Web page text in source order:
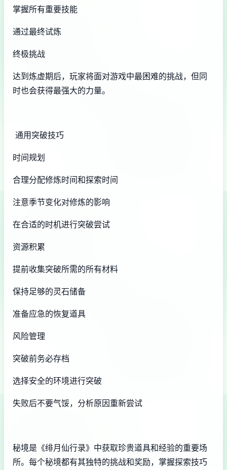
掌握所有重要技能
通过最终试炼
终极挑战
达到炼虚期后，玩家将面对游戏中最困难的挑战，但同
时也会获得最强大的力量。
通用突破技巧
时间规划
合理分配修炼时间和探索时间
注意季节变化对修炼的影响
在合适的时机进行突破尝试
资源积累
提前收集突破所需的所有材料
保持足够的灵石储备
准备应急的恢复道具
风险管理
突破前务必存档
选择安全的环境进行突破
失败后不要气馁，分析原因重新尝试
秘境是《绯月仙行录》中获取珍贵道具和经验的重要场
所。每个秘境都有其独特的挑战和奖励，掌握探索技巧